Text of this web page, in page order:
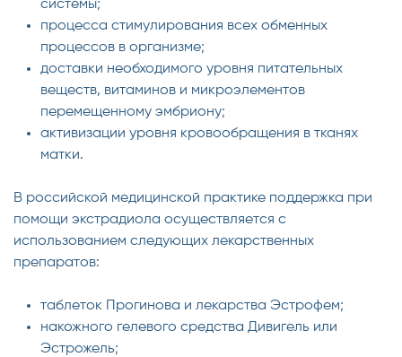
системы;
процесса стимулирования всех обменных
процессов в организме;
доставки необходимого уровня питательных
веществ, витаминов и микроэлементов
перемещенному эмбриону;
активизации уровня кровообращения в тканях
матки.
В российской медицинской практике поддержка при
помощи экстрадиола осуществляется с
использованием следующих лекарственных
препаратов:
таблеток Прогинова и лекарства Эстрофем;
накожного гелевого средства Дивигель или
Эстрожель;